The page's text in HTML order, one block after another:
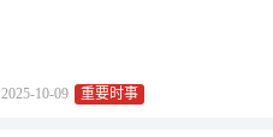
2025-10-09 重要时事